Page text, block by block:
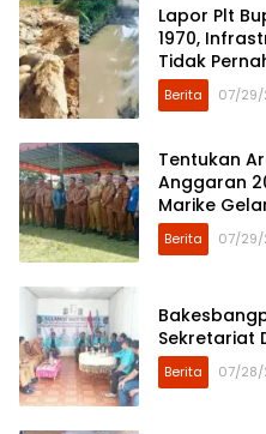
Lapor Plt
1970,
Tidak
Kabupaten
Berita 07/
Tentukan
Anggaran
Marike
Berita 07/
Sekretariat
Berita 07/